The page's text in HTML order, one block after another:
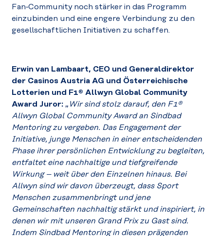
Fan‑Community noch stärker in das Programm
einzubinden und eine engere Verbindung zu den
gesellschaftlichen Initiativen zu schaffen.
Erwin van Lambaart, CEO und Generaldirektor
der Casinos Austria AG und Österreichische
Lotterien und F1® Allwyn Global Community
Award Juror: „ Wir sind stolz darauf, den F1®
Allwyn Global Community Award an Sindbad
Mentoring zu vergeben. Das Engagement der
Initiative, junge Menschen in einer entscheidenden
Phase ihrer persönlichen Entwicklung zu begleiten,
entfaltet eine nachhaltige und tiefgreifende
Wirkung – weit über den Einzelnen hinaus. Bei
Allwyn sind wir davon überzeugt, dass Sport
Menschen zusammenbringt und jene
Gemeinschaften nachhaltig stärkt und inspiriert, in
denen wir mit unseren Grand Prix zu Gast sind.
Indem Sindbad Mentoring in diesen prägenden